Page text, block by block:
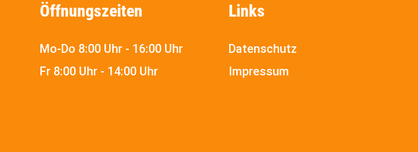
Öffnungszeiten
Mo-Do 8:00 Uhr - 16:00 Uhr
Fr 8:00 Uhr - 14:00 Uhr
Links
Datenschutz
Impressum